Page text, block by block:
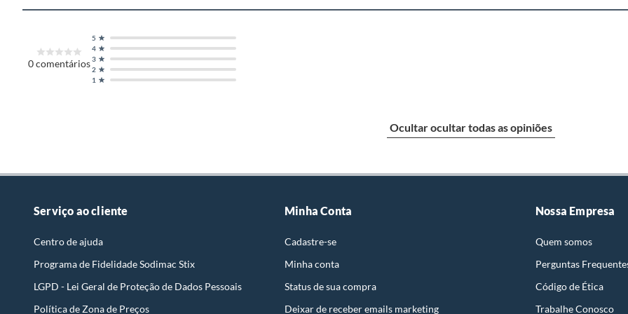
0comentários
1
2
3
4
5
Ocultar ocultar todas as opiniões
Serviço ao cliente
Centro de ajuda
Programa de Fidelidade Sodimac Stix
LGPD - Lei Geral de Proteção de Dados Pessoais
Política de Zona de Preços
Minha Conta
Cadastre-se
Minha conta
Status de sua compra
Deixar de receber emails marketing
Nossa Empresa
Quem somos
Perguntas
Código de Ética
Trabalhe Conosco